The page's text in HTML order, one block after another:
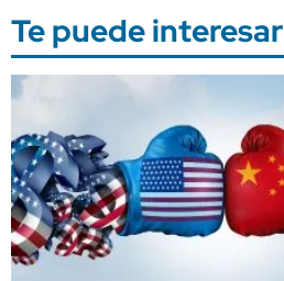
Te puede interesar